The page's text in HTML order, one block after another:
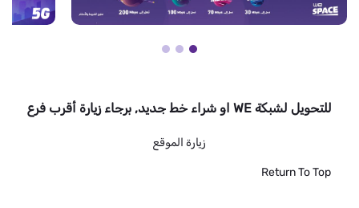
للتحويل لشبكة WE او شراء خط جديد, برجاء زيارة أقرب فرع
زيارة الموقع
Return To Top